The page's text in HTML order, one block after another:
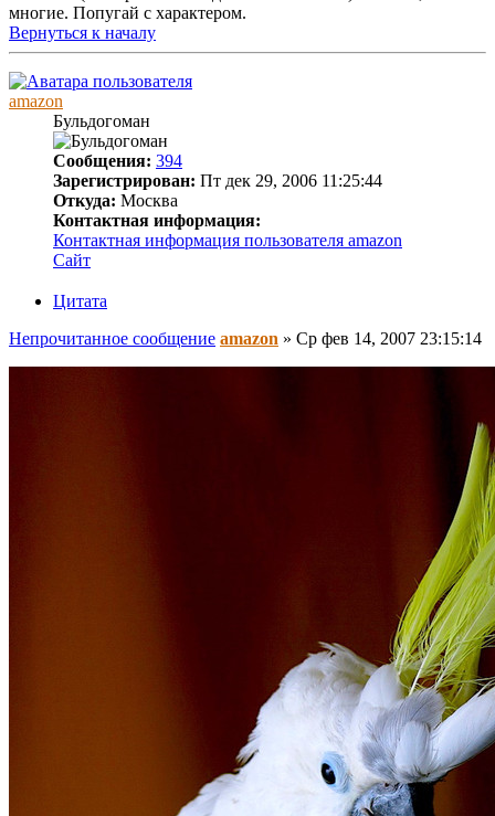
многие. Попугай с характером.
Вернуться к началу
amazon
Бульдогоман
Сообщения: 394
Зарегистрирован: Пт дек 29, 2006 11:25:44
Откуда: Москва
Контактная информация:
Контактная информация пользователя amazon
Сайт
Цитата
Непрочитанное сообщение amazon » Ср фев 14, 2007 23:15:14